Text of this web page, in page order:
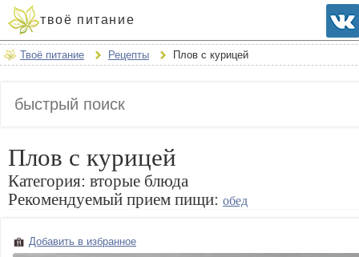
твоё питание
Твоё питание Рецепты Плов с курицей
Плов с курицей
Категория: вторые блюда
Рекомендуемый прием пищи: обед
Добавить в избранное